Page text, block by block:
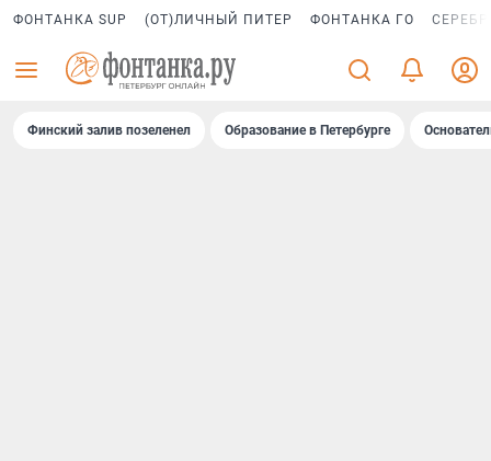
ФОНТАНКА SUP (ОТ)ЛИЧНЫЙ ПИТЕР ФОНТАНКА ГО
Финский залив позеленел Образование в Петербурге